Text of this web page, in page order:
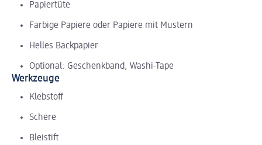
Papiertüte
Farbige Papiere oder Papiere mit Mustern
Helles Backpapier
Optional: Geschenkband, Washi-Tape
Werkzeuge
Klebstoff
Schere
Bleistift